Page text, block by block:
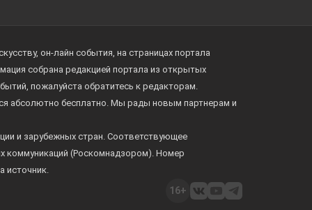
он-лайн события, на страницах портала
собрана редакцией портала из открытых
пожалуйста обратитесь к редакторам.
абсолютно бесплатно. Мы рады новым партнерам и
и зарубежных стран. Соответствующее
коммуникаций (Роскомнадзором). Номер
источник.
16+